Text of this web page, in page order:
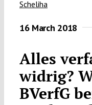
editorial
16 March 2018
Alles
widrig?
BVerfG